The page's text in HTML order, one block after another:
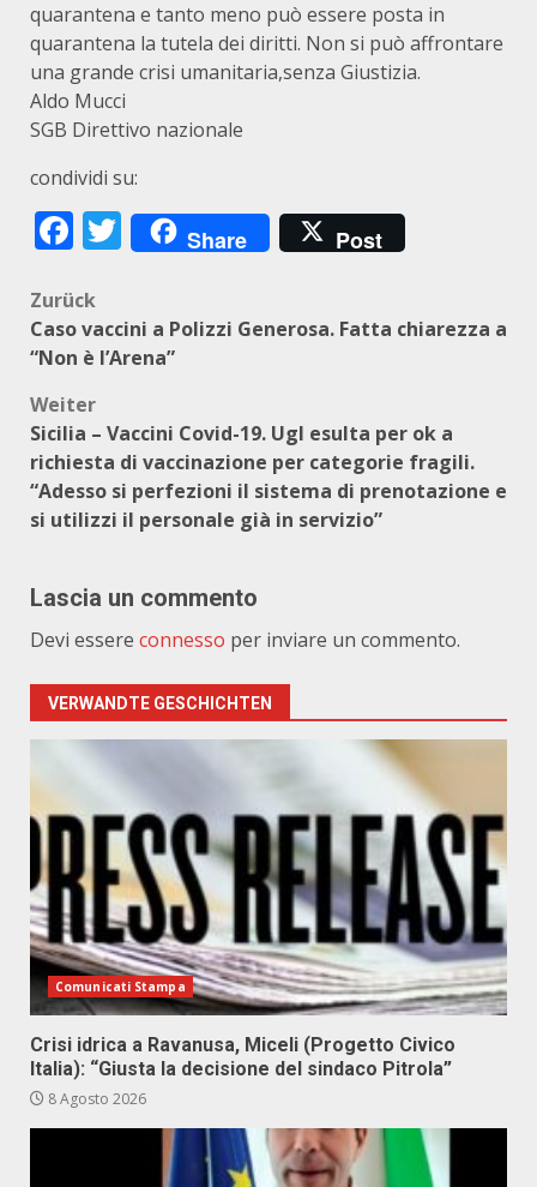
quarantena e tanto meno può essere posta in
quarantena la tutela dei diritti. Non si può affrontare
una grande crisi umanitaria,senza Giustizia.
Aldo Mucci
SGB Direttivo nazionale
condividi su:
Facebook
Twitter
Share Post
Beitragsnavigation
Zurück
Caso vaccini a Polizzi Generosa. Fatta chiarezza a
“Non è l’Arena”
Weiter
Sicilia – Vaccini Covid-19. Ugl esulta per ok a
richiesta di vaccinazione per categorie fragili.
“Adesso si perfezioni il sistema di prenotazione e
si utilizzi il personale già in servizio”
Lascia un commento
Devi essere connesso per inviare un commento.
VERWANDTE GESCHICHTEN
Comunicati Stampa
Crisi idrica a Ravanusa, Miceli (Progetto Civico
Italia): “Giusta la decisione del sindaco Pitrola”
8 Agosto 2026